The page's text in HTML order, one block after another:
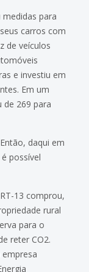
para
carros com
de veículos
e investiu em
Em um
de 269 para
daqui em
possível
13 comprou,
rural
para o
reter CO2.